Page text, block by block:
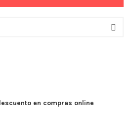
en compras online